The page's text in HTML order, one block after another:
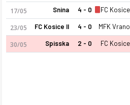
17/05 Snina 4 - 0 FC
23/05 FC Kosice II 4 - 0
30/05 Spisska 2 - 0 FC